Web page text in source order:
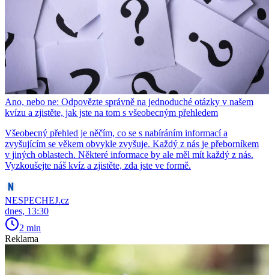
Ano, nebo ne: Odpovězte správně na jednoduché otázky v našem
kvízu a zjistěte, jak jste na tom s všeobecným přehledem
Všeobecný přehled je něčím, co se s nabíráním informací a
zvyšujícím se věkem obvykle zvyšuje. Každý z nás je přeborníkem
v jiných oblastech. Některé informace by ale měl mít každý z nás.
Vyzkoušejte náš kvíz a zjistěte, zda jste ve formě.
NESPECHEJ.cz
dnes, 13:30
2 min
Reklama